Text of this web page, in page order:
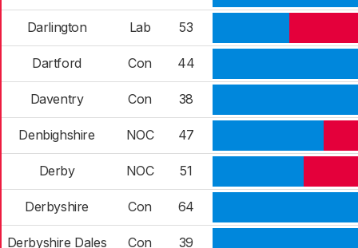
Darlington Lab 53
Dartford Con 44
Daventry Con 38
Denbighshire NOC 47
Derby NOC 51
Derbyshire Con 64
Derbyshire Dales Con 39